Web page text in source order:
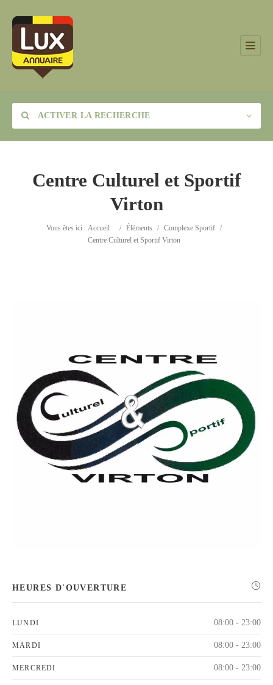
ACTIVER LA RECHERCHE
Centre Culturel et Sportif
Virton
Vous êtes ici : Accueil / Éléments / Complexe Sportif /
Centre Culturel et Sportif Virton
HEURES D'OUVERTURE
LUNDI 08:00 - 23:00
MARDI 08:00 - 23:00
MERCREDI 08:00 - 23:00